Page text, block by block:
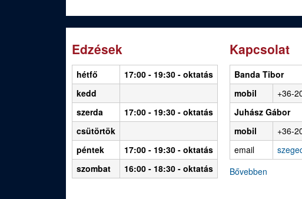
Edzések
hétfő 17:00 - 19:30 - oktatás
kedd
szerda
17:00 - 19:30 - oktatás
csütörtök
péntek
17:00 - 19:30 - oktatás
szombat
16:00 - 18:30 - oktatás
Kapcsolat
Banda Tibor
mobil
+36-
Juhász Gábor
mobil
+36-
email
Bővebben